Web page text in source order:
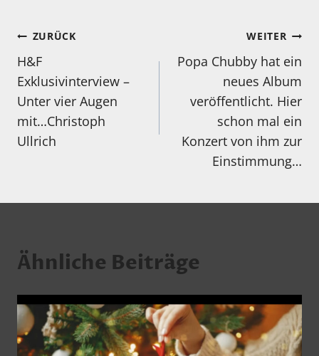
Beitragsnavigation
ZURÜCK
H&F
Exklusivinterview –
Unter vier Augen
mit…Christoph
Ullrich
WEITER
Popa Chubby hat ein
neues Album
veröffentlicht. Hier
schon mal ein
Konzert von ihm zur
Einstimmung…
Ähnliche Beiträge